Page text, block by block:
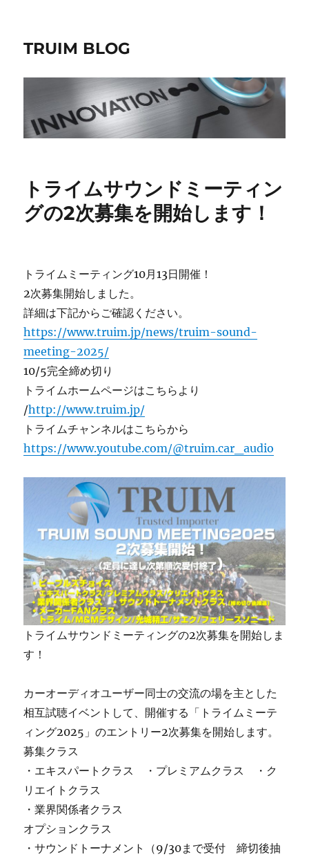
TRUIM BLOG
トライムサウンドミーティン
グの2次募集を開始します！
トライムミーティング10月13日開催！
2次募集開始しました。
詳細は下記からご確認ください。
https://www.truim.jp/news/truim-sound-
meeting-2025/
10/5完全締め切り
トライムホームページはこちらより
/http://www.truim.jp/
トライムチャンネルはこちらから
https://www.youtube.com/@truim.car_audio
トライムサウンドミーティングの2次募集を開始しま
す！
カーオーディオユーザー同士の交流の場を主とした
相互試聴イベントして、開催する「トライムミーテ
ィング2025」のエントリー2次募集を開始します。
募集クラス
・エキスパートクラス ・プレミアムクラス ・ク
リエイトクラス
・業界関係者クラス
オプションクラス
・サウンドトーナメント（9/30まで受付 締切後抽